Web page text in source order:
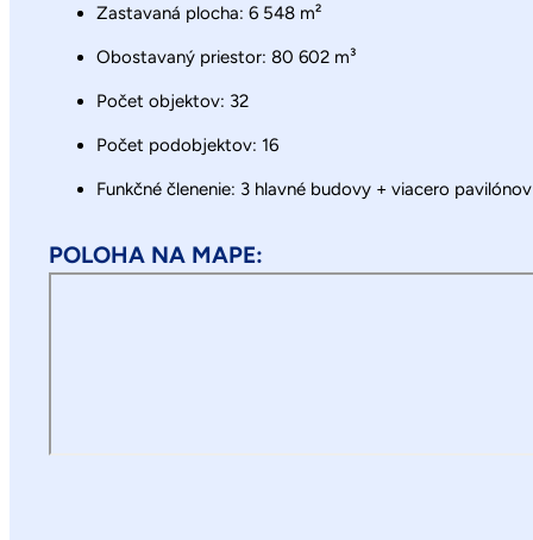
Zastavaná plocha: 6 548 m²
Obostavaný priestor: 80 602 m³
Počet objektov: 32
Počet podobjektov: 16
Funkčné členenie: 3 hlavné budovy + viacero
POLOHA NA MAPE: